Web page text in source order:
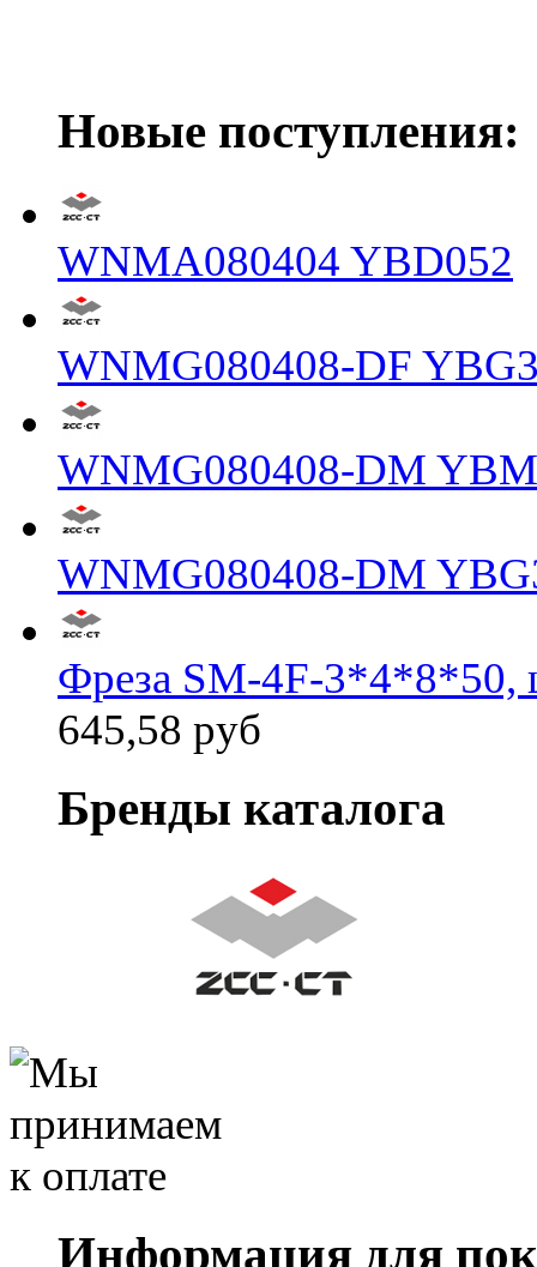
Новые поступления:
WNMA080404 YBD052
WNMG080408-DF
WNMG080408-DM
WNMG080408-DM
Фреза SM-4F-3*4*8*50,
645,58 руб
Бренды каталога
Информация для